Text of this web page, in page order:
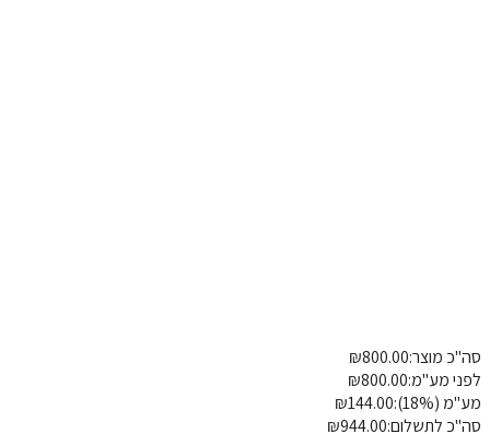
פרטי משלוח הוספת הערה מוצר: ₪800.00
מע"מ:
₪800.00
₪144.00
לתשלום:
₪944.00